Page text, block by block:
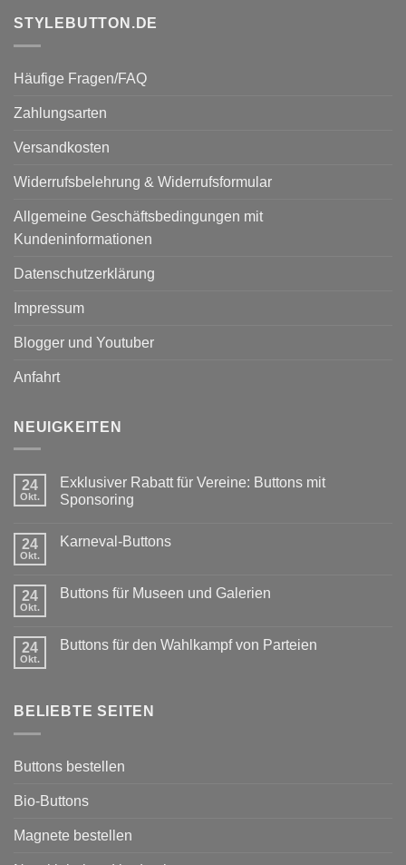
STYLEBUTTON.DE
Häufige Fragen/FAQ
Zahlungsarten
Versandkosten
Widerrufsbelehrung & Widerrufsformular
Allgemeine Geschäftsbedingungen mit
Kundeninformationen
Datenschutzerklärung
Impressum
Blogger und Youtuber
Anfahrt
NEUIGKEITEN
24
Okt.
Exklusiver Rabatt für Vereine: Buttons mit
Sponsoring
zu
Vereine:
Buttons
24
Okt.
Karneval-Buttons
Karneval-
24
Okt.
Buttons für Museen und Galerien
Buttons
24
Okt.
Buttons für den Wahlkampf von Parteien
für
BELIEBTE SEITEN
Buttons bestellen
Bio-Buttons
Magnete bestellen